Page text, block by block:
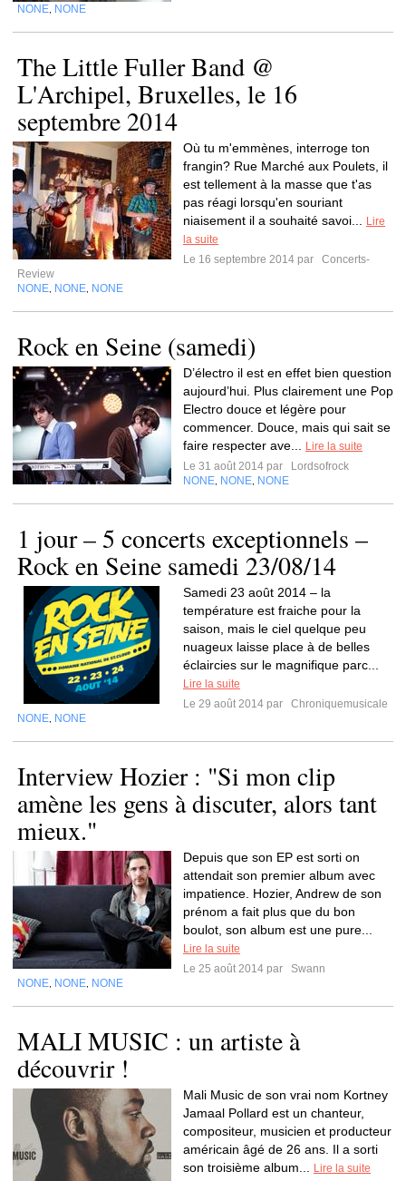
NONE NONE
The Little Fuller Band @
L'Archipel, Bruxelles, le 16
septembre 2014
Où tu m'emmènes, interroge ton
frangin? Rue Marché aux Poulets, il
est tellement à la masse que t'as
pas réagi lorsqu'en souriant
niaisement il a souhaité savoi...
Lire
la suite
Le 16 septembre 2014 par
Concerts-
Review
NONE NONE NONE
Rock en Seine (samedi)
D’électro il est en effet bien question
aujourd’hui. Plus clairement une Pop
Electro douce et légère pour
commencer. Douce, mais qui sait se
faire respecter ave...
Lire la suite
Le 31 août 2014 par
Lordsofrock
NONE NONE NONE
1 jour – 5 concerts exceptionnels –
Rock en Seine samedi 23/08/14
Samedi 23 août 2014 – la
température est fraiche pour la
saison, mais le ciel quelque peu
nuageux laisse place à de belles
éclaircies sur le magnifique parc...
Lire la suite
Le 29 août 2014 par
Chroniquemusicale
NONE NONE
Interview Hozier : "Si mon clip
amène les gens à discuter, alors tant
mieux."
Depuis que son EP est sorti on
attendait son premier album avec
impatience. Hozier, Andrew de son
prénom a fait plus que du bon
boulot, son album est une pure...
Lire la suite
Le 25 août 2014 par
Swann
NONE NONE NONE
MALI MUSIC : un artiste à
découvrir !
Mali Music de son vrai nom Kortney
Jamaal Pollard est un chanteur,
compositeur, musicien et producteur
américain âgé de 26 ans. Il a sorti
son troisième album...
Lire la suite